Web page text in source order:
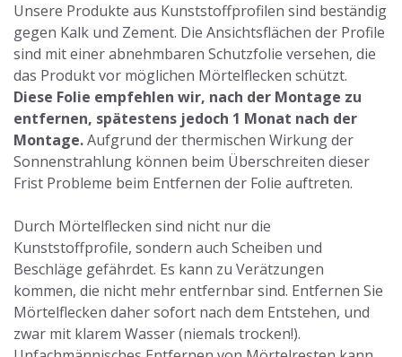
Unsere Produkte aus Kunststoffprofilen sind beständig
gegen Kalk und Zement. Die Ansichtsflächen der Profile
sind mit einer abnehmbaren Schutzfolie versehen, die
das Produkt vor möglichen Mörtelflecken schützt.
Diese Folie empfehlen wir, nach der Montage zu
entfernen, spätestens jedoch 1 Monat nach der
Montage.Aufgrund der thermischen Wirkung der
Sonnenstrahlung können beim Überschreiten dieser
Frist Probleme beim Entfernen der Folie auftreten.
Durch Mörtelflecken sind nicht nur die
Kunststoffprofile, sondern auch Scheiben und
Beschläge gefährdet. Es kann zu Verätzungen
kommen, die nicht mehr entfernbar sind. Entfernen Sie
Mörtelflecken daher sofort nach dem Entstehen, und
zwar mit klarem Wasser (niemals trocken!).